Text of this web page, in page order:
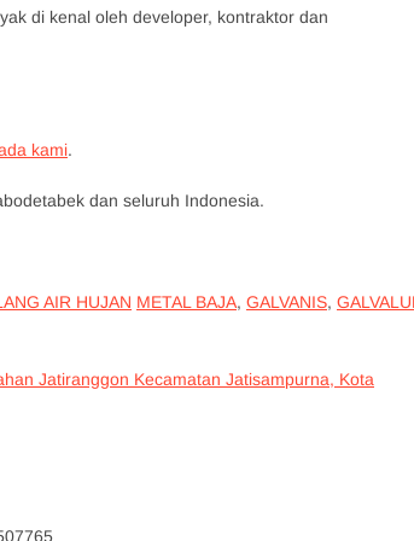
di kenal oleh developer, kontraktor dan
kami.
dan seluruh Indonesia.
AIR HUJAN METAL BAJA, GALVANIS,
Jatiranggon Kecamatan Jatisampurna, Kota